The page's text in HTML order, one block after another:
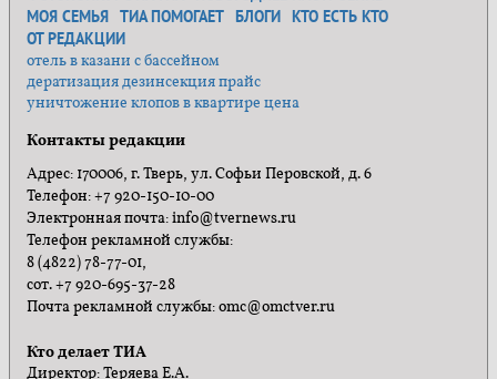
МОЯ СЕМЬЯ
ТИА ПОМОГАЕТ БЛОГИ
КТО ЕСТЬ КТО
ОТ РЕДАКЦИИ
отель в казани с бассейном
дератизация дезинсекция прайс
уничтожение клопов в квартире цена
Контакты редакции
Адрес: 170006, г. Тверь, ул. Софьи Перовской, д. 6
Телефон: +7 920-150-10-00
Электронная почта: info@tvernews.ru
Телефон рекламной службы:
8 (4822) 78-77-01,
сот. +7 920-695-37-28
Почта рекламной службы: omc@omctver.ru
Кто делает ТИА
Директор: Теряева Е.А.